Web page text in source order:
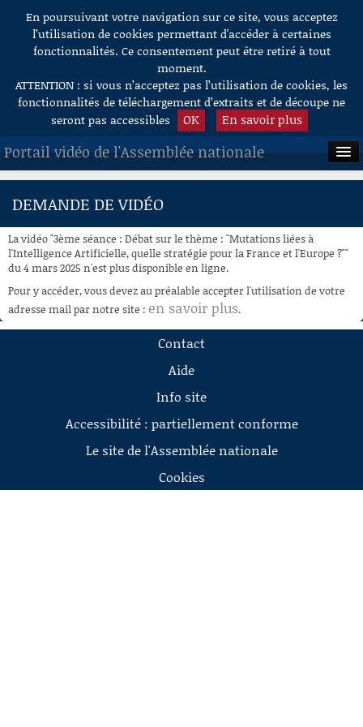
Aller au contenu
En poursuivant votre navigation sur ce site, vous acceptez
l’utilisation de cookies permettant d'accéder à certaines
fonctionnalités. Ce consentement peut être retiré à tout
moment.
ATTENTION : si vous n’acceptez pas l’utilisation de cookies, les
fonctionnalités de téléchargement d’extraits et de découpe ne
seront pas accessibles
OK En savoir plus
Portail vidéo de l'Assemblée nationale
ACCUEIL
À LA DEMANDE
RECHERCHE
AIDE À LA DÉCOUPE
DE VIDÉOS
DEMANDE DE VIDÉO
La vidéo "3ème séance : Débat sur le thème : "Mutations liées à
l'Intelligence Artificielle, quelle stratégie pour la France et l'Europe ?""
du 4 mars 2025 n'est plus disponible en ligne.
Pour y accéder, vous devez au préalable accepter l'utilisation de votre
adresse mail par notre site : en savoir plus.
Contact
Aide
Info site
Accessibilité : partiellement conforme
Le site de l'Assemblée nationale
Cookies